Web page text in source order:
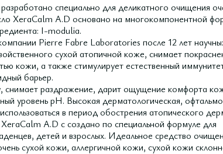
специально для деликатного очищения
XeraCalm A.D основано на многокомпонентной
I-modulia.
Pierre Fabre Laboratories после 12 лет
сухой атопичной коже, снимает
кожи, а также стимулирует естественный
барьер.
снимает раздражение, дарит ощущение комфорта
уровень pH. Высокая дерматологическая,
в период обострения атопического
A.D с создано по специальной формуле для
детей и взрослых. Идеальное средство
сухой кожи, аллергичной кожи, сухой кожи